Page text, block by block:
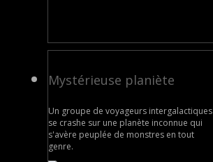
Mystérieuse planiète
Un groupe de voyageurs intergalactiques
se crashe sur une planète inconnue qui
s'avère peuplée de monstres en tout
genre.